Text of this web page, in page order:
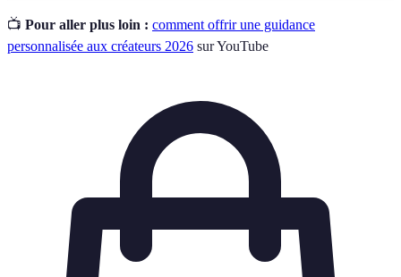
📺 Pour aller plus loin : comment offrir une guidance
personnalisée aux créateurs 2026 sur YouTube